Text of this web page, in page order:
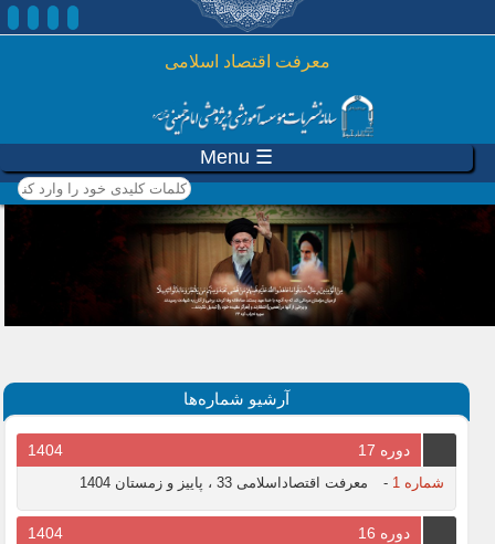
رفتن به محتوای اصلی
معرفت اقتصاد اسلامی
☰ Menu
کلمات کلیدی خود را وارد
کنید
آرشیو شماره‌ها
دوره 17 1404
شماره 1 - معرفت اقتصاداسلامی 33 ، پاییز و زمستان 1404
دوره 16
1404